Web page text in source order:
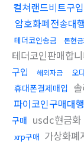
컬쳐랜드비트구입
암호화폐전송대행
테더코인송금 돈현
테더코인판매합
구입
해외자금 오
휴대폰결제매입
파이코인구매대행
구매 usdc현금화
xrp구매 가상화폐